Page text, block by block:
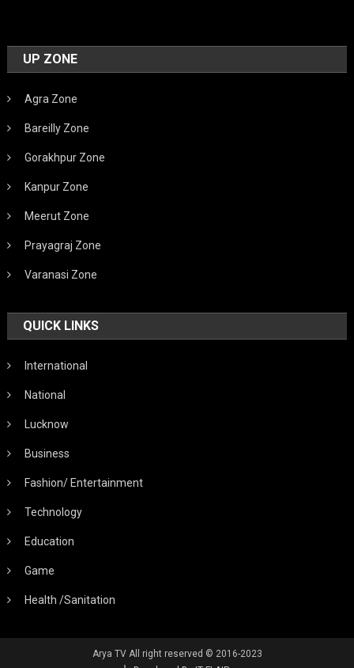
UP ZONE
Agra Zone
Bareilly Zone
Gorakhpur Zone
Kanpur Zone
Meerut Zone
Prayagraj Zone
Varanasi Zone
QUICK LINKS
International
National
Lucknow
Business
Fashion/ Entertainment
Technology
Education
Game
Health /Sanitation
Arya TV All right reserved © 2016-2023